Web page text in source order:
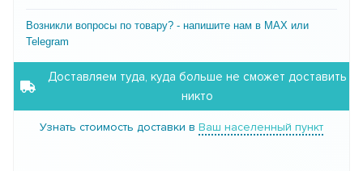
Возникли вопросы по товару? - напишите нам в MAX или
Telegram
Доставляем туда, куда больше не сможет доставить
никто
Узнать стоимость доставки в Ваш населенный пункт